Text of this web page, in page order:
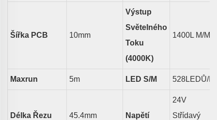
Šířka PCB 10Mm
Výstup
Světelného
Toku
(4000K)
1400L M/m
Maxrun 5M LED S/m 528LEDŮ/M
Délka Řezu 45.4Mm Napětí
24V
Střídavý